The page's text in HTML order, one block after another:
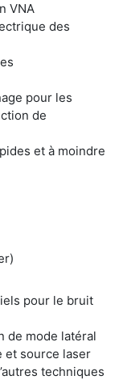
VNA
des
pour les
de
et à moindre
pour le bruit
de mode latéral
et source laser
techniques